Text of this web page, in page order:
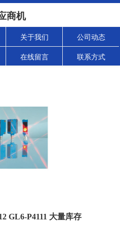
商机
关于我们 公司动态
在线留言 联系方式
GL6-P4111 大量库存